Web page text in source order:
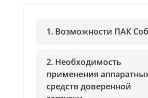
1. Возможности ПАК
2. Необходимость
применения
средств доверенной